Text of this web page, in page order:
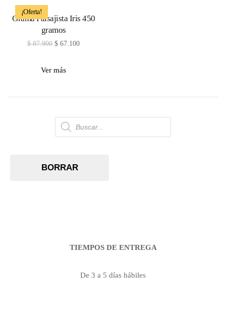
¡Oferta!
Grama Paisajista Iris 450
gramos
$87.900 $ 67.100
Ver más
Búsqueda
de
productos
BORRAR
TIEMPOS DE ENTREGA
De 3 a 5 días hábiles